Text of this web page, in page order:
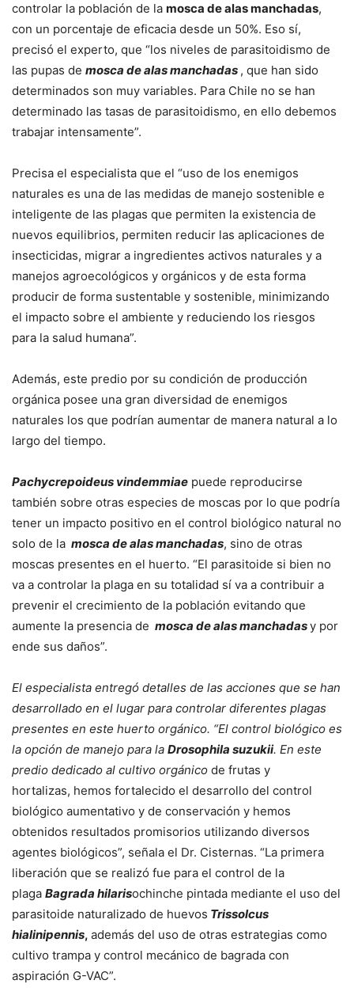
controlar la población de la mosca de alas manchadas,
con un porcentaje de eficacia desde un 50%. Eso sí,
precisó el experto, que “los niveles de parasitoidismo de
las pupas de mosca de alas manchadas , que han sido
determinados son muy variables. Para Chile no se han
determinado las tasas de parasitoidismo, en ello debemos
trabajar intensamente”.
Precisa el especialista que el “uso de los enemigos
naturales es una de las medidas de manejo sostenible e
inteligente de las plagas que permiten la existencia de
nuevos equilibrios, permiten reducir las aplicaciones de
insecticidas, migrar a ingredientes activos naturales y a
manejos agroecológicos y orgánicos y de esta forma
producir de forma sustentable y sostenible, minimizando
el impacto sobre el ambiente y reduciendo los riesgos
para la salud humana”.
Además, este predio por su condición de producción
orgánica posee una gran diversidad de enemigos
naturales los que podrían aumentar de manera natural a lo
largo del tiempo.
Pachycrepoideus vindemmiae puede reproducirse
también sobre otras especies de moscas por lo que podría
tener un impacto positivo en el control biológico natural no
solo de la mosca de alas manchadas, sino de otras
moscas presentes en el huerto. “El parasitoide si bien no
va a controlar la plaga en su totalidad sí va a contribuir a
prevenir el crecimiento de la población evitando que
aumente la presencia de mosca de alas manchadasy por
ende sus daños”.
El especialista entregó detalles de las acciones que se han
desarrollado en el lugar para controlar diferentes plagas
presentes en este huerto orgánico. “El control biológico es
la opción de manejo para la Drosophila suzukii. En este
predio dedicado al cultivo orgánico de frutas y
hortalizas, hemos fortalecido el desarrollo del control
biológico aumentativo y de conservación y hemos
obtenidos resultados promisorios utilizando diversos
agentes biológicos”, señala el Dr. Cisternas. “La primera
liberación que se realizó fue para el control de la
plaga Bagrada hilarisochinche pintada mediante el uso del
parasitoide naturalizado de huevos Trissolcus
hialinipennis, además del uso de otras estrategias como
cultivo trampa y control mecánico de bagrada con
aspiración G-VAC”.